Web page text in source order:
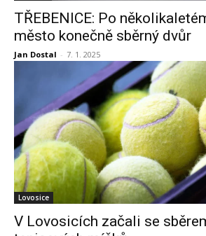
TŘEBENICE: Po
město konečně sběrný dvůr
Jan Dostal - 7. 1. 2025
Lovosice
V Lovosicích začali se